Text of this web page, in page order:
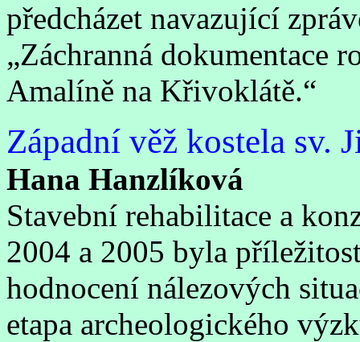
předcházet navazující
„Záchranná dokumentace
Amalíně na Křivoklátě.“
Západní věž kostela sv.
Hana Hanzlíková
Stavební rehabilitace a
2004 a 2005 byla
hodnocení nálezových
etapa archeologického